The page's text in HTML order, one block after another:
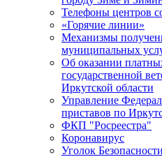
Телефоны центров
«Горячие линии»
Механизмы
муниципальных
Об оказании
государственной
Иркутской области
Управление
приставов по
ФКП "Росреестра"
Коронавирус
Уголок Безопасности